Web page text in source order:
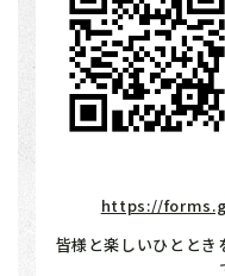
https://
皆様と楽しいひととき